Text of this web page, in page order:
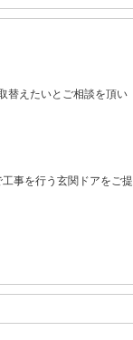
えたいとご相談を頂い
事を行う玄関ドアをご提